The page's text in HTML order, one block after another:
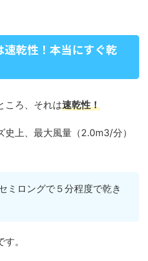
乾性！本当にすぐ乾
ころ、それは速乾性！
上、最大風量（2.0m3/分）
ミロングで５分程度で乾き
す。